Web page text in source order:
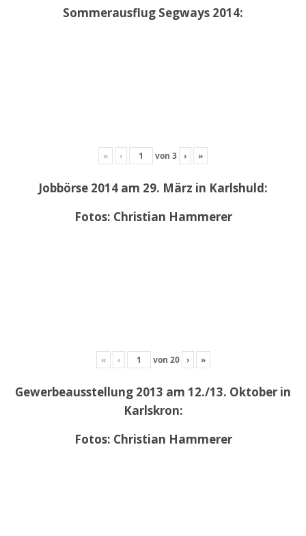
Sommerausflug Segways 2014:
« ‹ von 3 › »
Jobbörse 2014 am 29. März in Karlshuld:
Fotos: Christian Hammerer
« ‹ von 20 › »
Gewerbeausstellung 2013 am 12./13. Oktober in
Karlskron:
Fotos: Christian Hammerer